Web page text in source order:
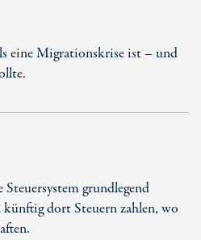
eine Migrationskrise ist – und
grundlegend
dort Steuern zahlen, wo